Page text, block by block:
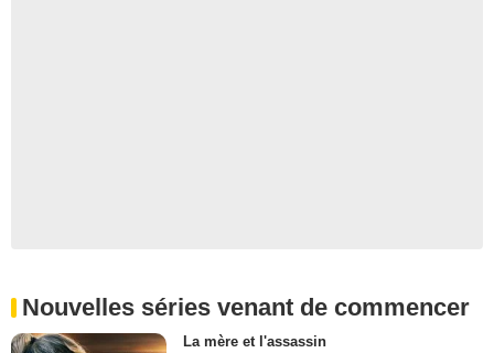
Nouvelles séries venant de commencer
La mère et l'assassin